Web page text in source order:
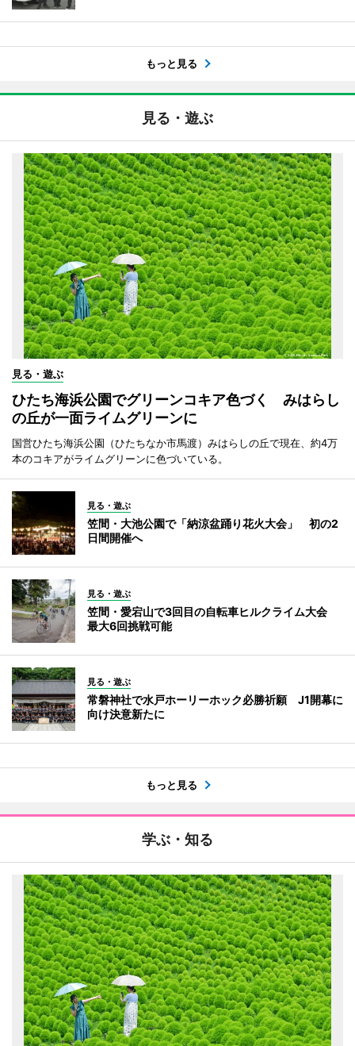
もっと見る
見る・遊ぶ
見る・遊ぶ
ひたち海浜公園でグリーンコキア色づく みはらし
の丘が一面ライムグリーンに
国営ひたち海浜公園（ひたちなか市馬渡）みはらしの丘で現在、約4万
本のコキアがライムグリーンに色づいている。
見る・遊ぶ
笠間・大池公園で「納涼盆踊り花火大会」 初の2
日間開催へ
見る・遊ぶ
笠間・愛宕山で3回目の自転車ヒルクライム大会
最大6回挑戦可能
見る・遊ぶ
常磐神社で水戸ホーリーホック必勝祈願 J1開幕に
向け決意新たに
もっと見る
学ぶ・知る